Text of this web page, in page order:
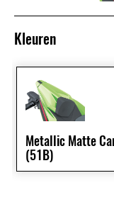
Kleuren
Metallic Matte
(51B)